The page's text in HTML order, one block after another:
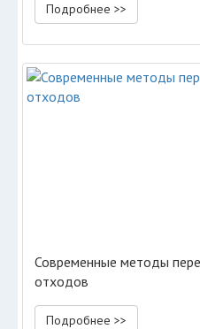
Подробнее >>
Современные методы
отходов
Подробнее >>